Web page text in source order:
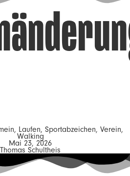
, Laufen, Sportabzeichen, Verein,
Walking
Mai 23, 2026
Thomas Schultheis